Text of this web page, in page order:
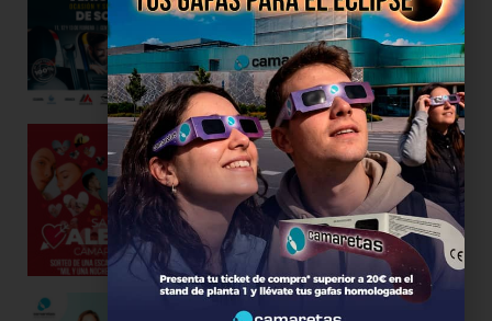
Celebra San Valentín en Camaretas
04/02/2022
Felices 16 – Aniversario de